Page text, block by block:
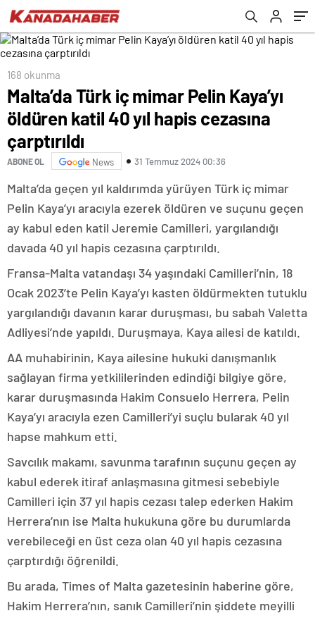
168 okunma
Malta’da Türk iç mimar Pelin Kaya’yı
öldüren katil 40 yıl hapis cezasına
çarptırıldı
ABONE OL News 31 Temmuz 2024 00:36
Malta’da geçen yıl kaldırımda yürüyen Türk iç mimar
Pelin Kaya’yı aracıyla ezerek öldüren ve suçunu geçen
ay kabul eden katil Jeremie Camilleri, yargılandığı
davada 40 yıl hapis cezasına çarptırıldı.
Fransa-Malta vatandaşı 34 yaşındaki Camilleri’nin, 18
Ocak 2023’te Pelin Kaya’yı kasten öldürmekten tutuklu
yargılandığı davanın karar duruşması, bu sabah Valetta
Adliyesi’nde yapıldı. Duruşmaya, Kaya ailesi de katıldı.
AA muhabirinin, Kaya ailesine hukuki danışmanlık
sağlayan firma yetkililerinden edindiği bilgiye göre,
karar duruşmasında Hakim Consuelo Herrera, Pelin
Kaya’yı aracıyla ezen Camilleri’yi suçlu bularak 40 yıl
hapse mahkum etti.
Savcılık makamı, savunma tarafının suçunu geçen ay
kabul ederek itiraf anlaşmasına gitmesi sebebiyle
Camilleri için 37 yıl hapis cezası talep ederken Hakim
Herrera’nın ise Malta hukukuna göre bu durumlarda
verebileceği en üst ceza olan 40 yıl hapis cezasına
çarptırdığı öğrenildi.
Bu arada, Times of Malta gazetesinin haberine göre,
Hakim Herrera’nın, sanık Camilleri’nin şiddete meyilli